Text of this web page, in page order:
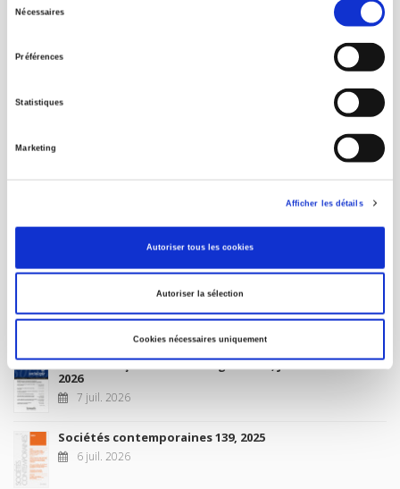
Nécessaires
Préférences
Statistiques
Marketing
Afficher les détails
Autoriser tous les cookies
Autoriser la sélection
Cookies nécessaires uniquement
CONDITIONS GÉNÉRALES
À paraître
Revue française de science politique 76-2, avril-juin
10 juil. 2026
Revue française de sociologie 66 3/4, juillet-décembre
2026
7 juil. 2026
Sociétés contemporaines 139, 2025
6 juil. 2026